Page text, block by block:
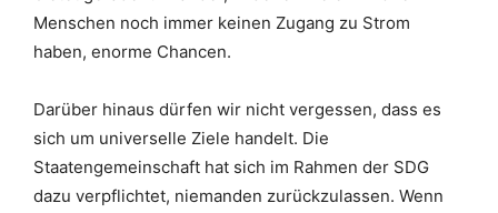
Menschen noch immer keinen Zugang zu Strom
haben, enorme Chancen.
Darüber hinaus dürfen wir nicht vergessen, dass es
sich um universelle Ziele handelt. Die
Staatengemeinschaft hat sich im Rahmen der SDG
dazu verpflichtet, niemanden zurückzulassen. Wenn